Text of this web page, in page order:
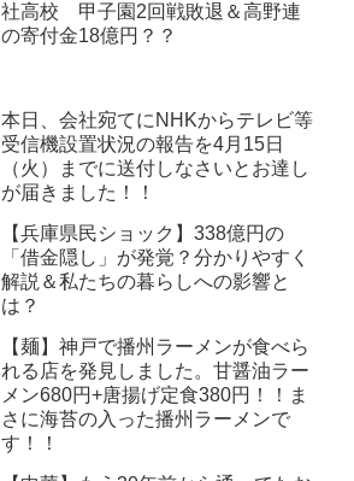
社高校 甲子園2回戦敗退＆高野連
の寄付金18億円？？
本日、会社宛てにNHKからテレビ等
受信機設置状況の報告を4月15日
（火）までに送付しなさいとお達し
が届きました！！
【兵庫県民ショック】338億円の
「借金隠し」が発覚？分かりやすく
解説＆私たちの暮らしへの影響と
は？
【麺】神戸で播州ラーメンが食べら
れる店を発見しました。甘醤油ラー
メン680円+唐揚げ定食380円！！ま
さに海苔の入った播州ラーメンで
す！！